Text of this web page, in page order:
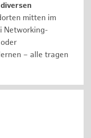
mitten im
Networking-
– alle tragen